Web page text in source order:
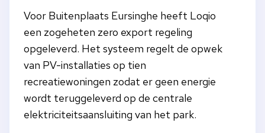
Voor Buitenplaats Eursinghe heeft Loqio
een zogeheten zero export regeling
opgeleverd. Het systeem regelt de opwek
van PV-installaties op tien
recreatiewoningen zodat er geen energie
wordt teruggeleverd op de centrale
elektriciteitsaansluiting van het park.